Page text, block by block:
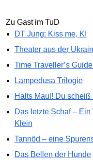
Zu Gast im TuD
DT Jung: Kiss me, KI
Theater aus der
Time Traveller’s
Lampedusa Trilogie
Halts Maul! Du scheiß
Das letzte Schaf –
Klein
Tannöd – eine
Das Bellen der Hunde